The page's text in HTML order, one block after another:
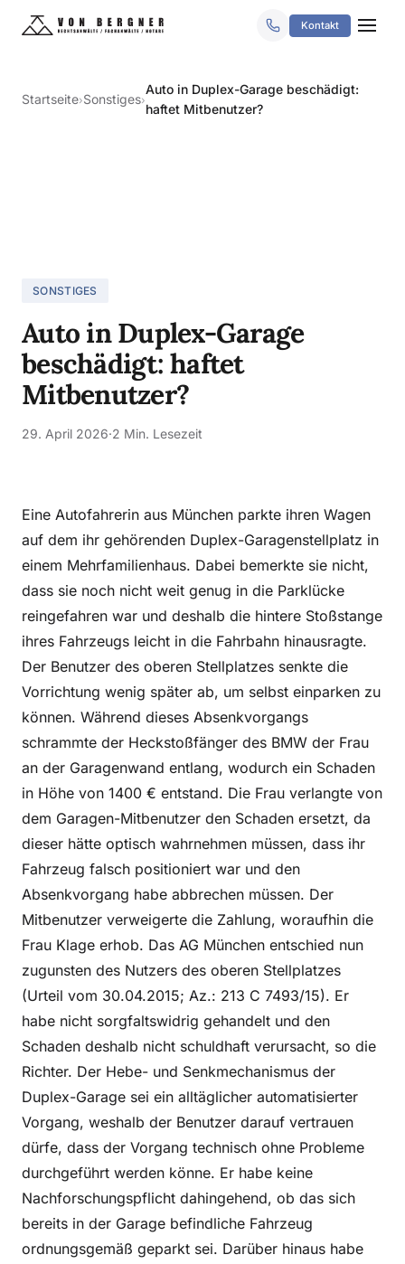
Kontakt
Startseite›Sonstiges›
Auto in Duplex-Garage beschädigt:
haftet Mitbenutzer?
SONSTIGES
Auto in Duplex-Garage
beschädigt: haftet
Mitbenutzer?
29. April 2026·2 Min. Lesezeit
Eine Autofahrerin aus München parkte ihren Wagen
auf dem ihr gehörenden Duplex-Garagenstellplatz in
einem Mehrfamilienhaus. Dabei bemerkte sie nicht,
dass sie noch nicht weit genug in die Parklücke
reingefahren war und deshalb die hintere Stoßstange
ihres Fahrzeugs leicht in die Fahrbahn hinausragte.
Der Benutzer des oberen Stellplatzes senkte die
Vorrichtung wenig später ab, um selbst einparken zu
können. Während dieses Absenkvorgangs
schrammte der Heckstoßfänger des BMW der Frau
an der Garagenwand entlang, wodurch ein Schaden
in Höhe von 1400 € entstand. Die Frau verlangte von
dem Garagen-Mitbenutzer den Schaden ersetzt, da
dieser hätte optisch wahrnehmen müssen, dass ihr
Fahrzeug falsch positioniert war und den
Absenkvorgang habe abbrechen müssen. Der
Mitbenutzer verweigerte die Zahlung, woraufhin die
Frau Klage erhob. Das AG München entschied nun
zugunsten des Nutzers des oberen Stellplatzes
(Urteil vom 30.04.2015; Az.: 213 C 7493/15). Er
habe nicht sorgfaltswidrig gehandelt und den
Schaden deshalb nicht schuldhaft verursacht, so die
Richter. Der Hebe- und Senkmechanismus der
Duplex-Garage sei ein alltäglicher automatisierter
Vorgang, weshalb der Benutzer darauf vertrauen
dürfe, dass der Vorgang technisch ohne Probleme
durchgeführt werden könne. Er habe keine
Nachforschungspflicht dahingehend, ob das sich
bereits in der Garage befindliche Fahrzeug
ordnungsgemäß geparkt sei. Darüber hinaus habe